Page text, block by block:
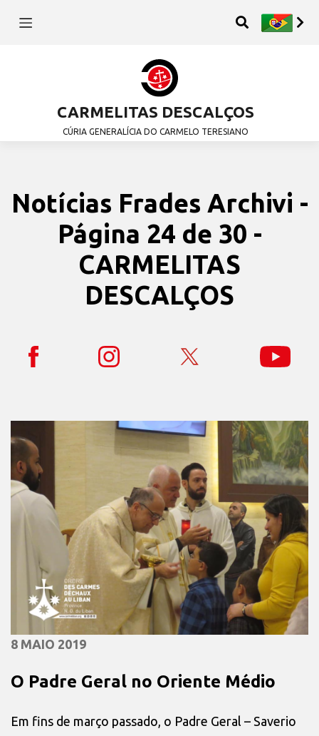
CARMELITAS DESCALÇOS
CÚRIA GENERALÍCIA DO CARMELO TERESIANO
Notícias Frades Archivi -
Página 24 de 30 -
CARMELITAS
DESCALÇOS
8 MAIO 2019
O Padre Geral no Oriente Médio
Em fins de março passado, o Padre Geral – Saverio